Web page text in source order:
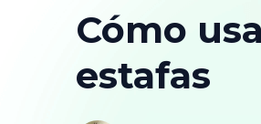
Cómo
estafas